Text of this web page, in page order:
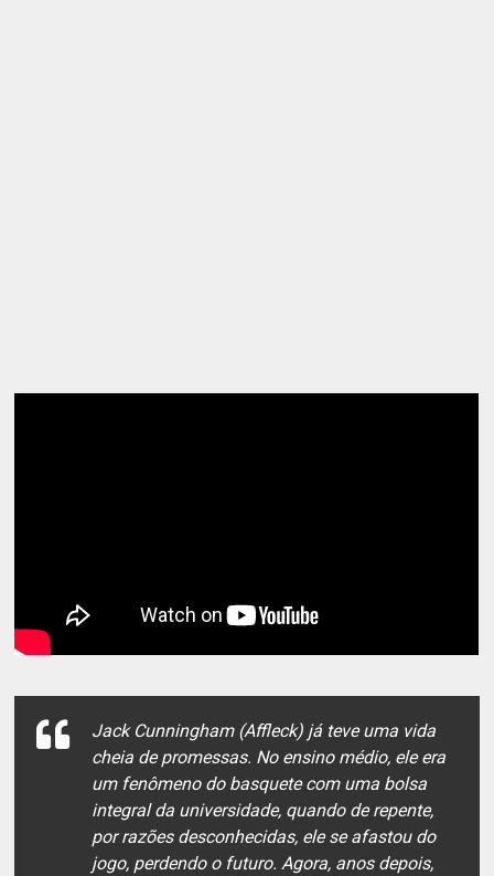
Jack Cunningham (Affleck) já teve uma vida
cheia de promessas. No ensino médio, ele era
um fenômeno do basquete com uma bolsa
integral da universidade, quando de repente,
por razões desconhecidas, ele se afastou do
jogo, perdendo o futuro. Agora, anos depois,